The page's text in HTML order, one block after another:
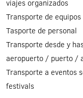
viajes organizados
Transporte de
Tasporte de personal
Transporte desde y
aeropuerto / puerto /
Transporte a eventos
festivals